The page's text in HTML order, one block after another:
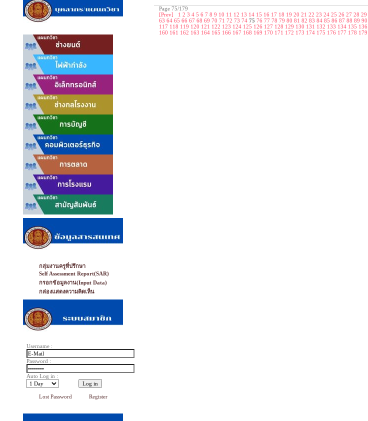
กลุ่มงานครูที่ปรึกษา
Self Assessment Report(SAR)
กรอกข้อมูลงาน(Input Data)
กล่องแสดงความคิดเห็น
Username :
Password :
Auto Log in :
Lost Password Register
Page 75/179
[Prev]
1 2 3 4 5 6 7 8 9 10 11 12 13 14 15 16 17 18 19 20 21 22 23 24 25 26 27 28 29
63 64 65 66 67 68 69 70 71 72 73 74 75 76 77 78 79 80 81 82 83 84 85 86 87 88 89 90
117 118 119 120 121 122 123 124 125 126 127 128 129 130 131 132 133 134 135 136
160 161 162 163 164 165 166 167 168 169 170 171 172 173 174 175 176 177 178 179